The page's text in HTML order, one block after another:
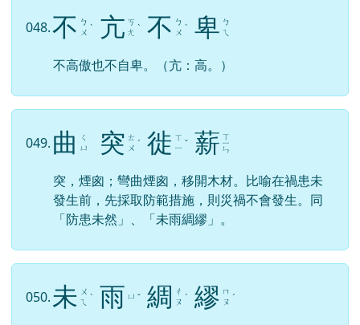
048.不 ㄅ
ㄨ ˋ 亢 ㄎ
ㄤ ˋ 不 ㄅ
ㄨ ˋ 卑 ㄅ
ㄟ
不高傲也不自卑。（亢：高。）
049. 曲
ㄑ
ㄩ
突 ㄊ
ㄨ ˊ 徙 ㄒ
ㄧ ˇ 薪 ㄒ
ㄧ
ㄣ
突，煙囪；彎曲煙囪，移開木材。比喻在禍患未
發生前，先採取防範措施，則災禍不會發生。同
「防患未然」、「未雨綢繆」。
050.未 ㄨ
ㄟ ˋ 雨 ㄩ ˇ 綢
ㄔ
ㄡ ˊ 繆 ㄇ
ㄡ ˊ